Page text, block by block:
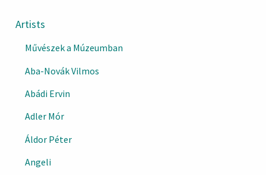
Artists
Művészek a Múzeumban
Aba-Novák Vilmos
Abádi Ervin
Adler Mór
Áldor Péter
Angeli